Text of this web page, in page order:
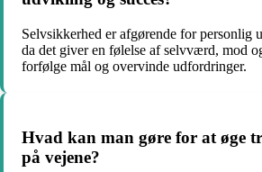
Selvsikkerhed er afgørende for personlig
da det giver en følelse af selvværd, mod
forfølge mål og overvinde udfordringer.
Hvad kan man gøre for at øge
på vejene?